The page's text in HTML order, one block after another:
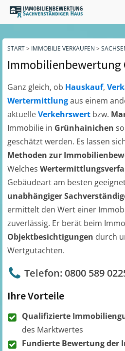
START> IMMOBILIE VERKAUFEN >
Immobilienbewertung
Ganz gleich, ob Hauskauf,
Wertermittlungaus einem
aktuelleVerkehrswert bzw.
Immobilie in Grünhainichen
geschätzt werden. Es lassen
Methoden zur
Welches
Gebäudeart am besten
unabhängiger
ermittelt den Wert einer
zuverlässig. Er berät beim
Objektbesichtigungen durch
Wertgutachten.
Telefon: 0800 589
Ihre Vorteile
Qualifizierte
des Marktwertes
Fundierte Bewertung der